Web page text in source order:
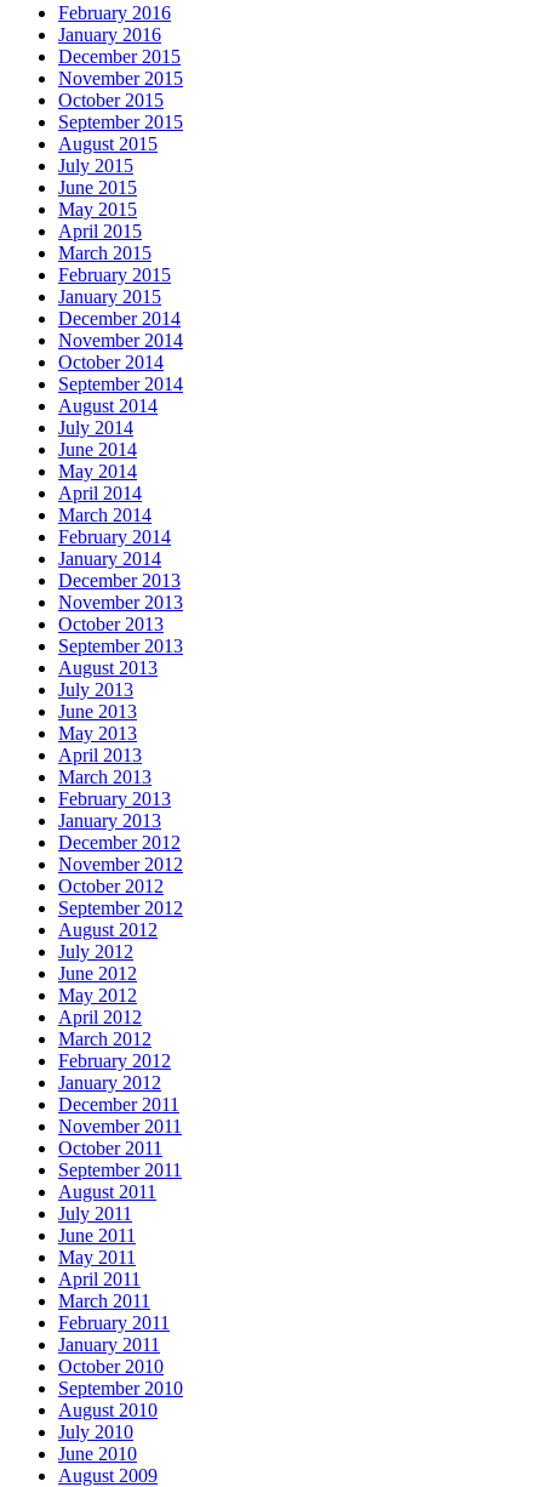
February 2016
January 2016
December 2015
November 2015
October 2015
September 2015
August 2015
July 2015
June 2015
May 2015
April 2015
March 2015
February 2015
January 2015
December 2014
November 2014
October 2014
September 2014
August 2014
July 2014
June 2014
May 2014
April 2014
March 2014
February 2014
January 2014
December 2013
November 2013
October 2013
September 2013
August 2013
July 2013
June 2013
May 2013
April 2013
March 2013
February 2013
January 2013
December 2012
November 2012
October 2012
September 2012
August 2012
July 2012
June 2012
May 2012
April 2012
March 2012
February 2012
January 2012
December 2011
November 2011
October 2011
September 2011
August 2011
July 2011
June 2011
May 2011
April 2011
March 2011
February 2011
January 2011
October 2010
September 2010
August 2010
July 2010
June 2010
August 2009